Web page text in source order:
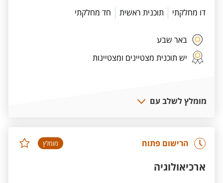
דו מחלקתי תוכנית ראשית חד מחלקתי
באר שבע
יש תוכנית מצטיינים ומצטיינות
מומלץ לשלב עם
מומלץ הרישום פתוח
ארכיאולוגיה